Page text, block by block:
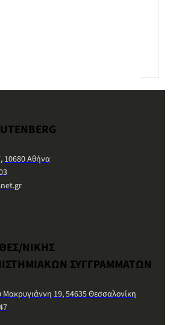
10680 Αθήνα
ΝΙΚΗΣ
ΣΥΓΓΡΑΜΜΑΤΩΝ
Μακρυγιάννη 19, 54635 Θεσσαλονίκη